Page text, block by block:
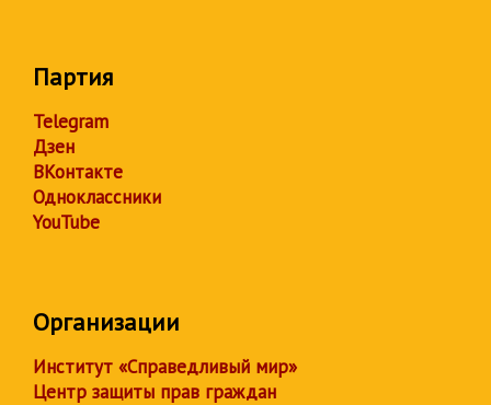
Партия
Telegram
Дзен
ВКонтакте
Одноклассники
YouTube
Организации
Институт «Справедливый мир»
Центр защиты прав граждан